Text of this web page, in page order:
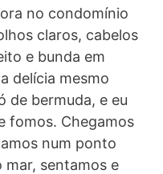
no condomínio
claros, cabelos
e bunda em
delícia mesmo
de bermuda, e eu
fomos. Chegamos
num ponto
mar, sentamos e